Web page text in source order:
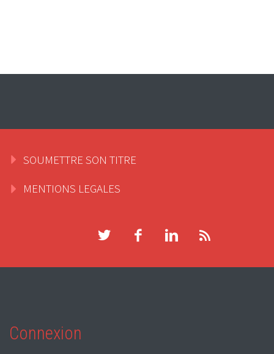
SOUMETTRE SON TITRE
MENTIONS LEGALES
Connexion